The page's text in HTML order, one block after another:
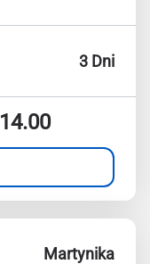
3 Dni
Martynika